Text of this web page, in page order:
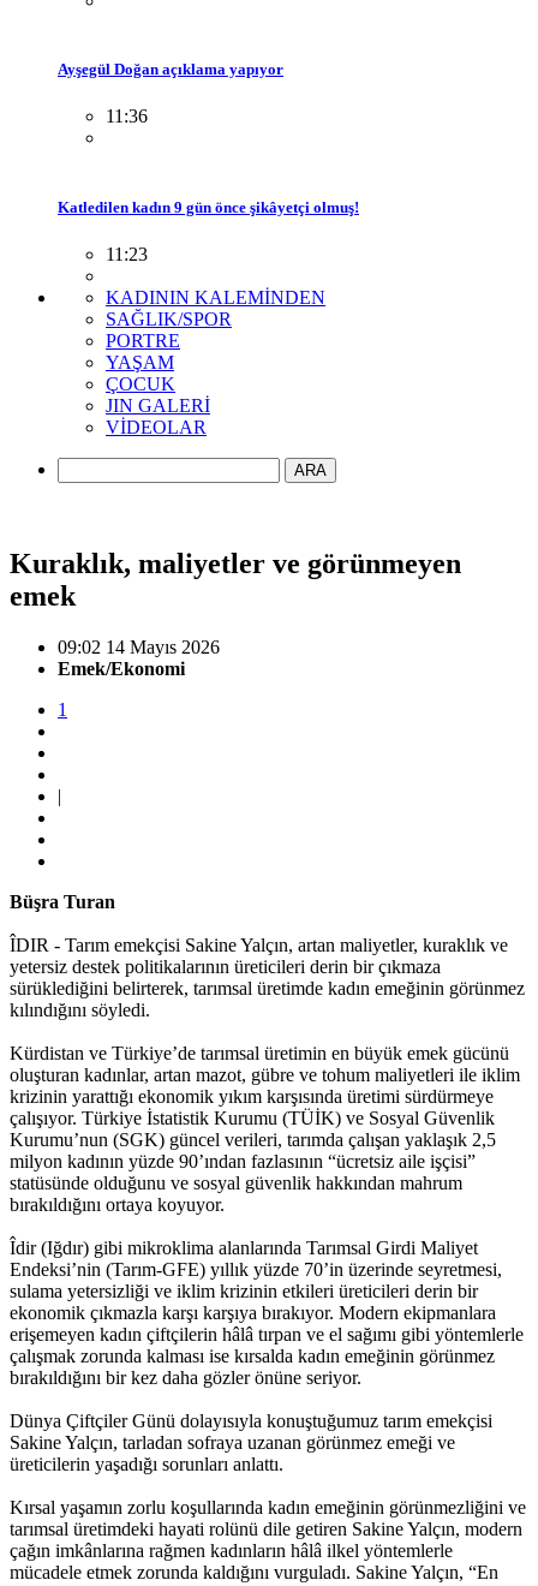
Ayşegül Doğan açıklama yapıyor
11:36
Katledilen kadın 9 gün önce şikâyetçi olmuş!
11:23
KADININ KALEMİNDEN
SAĞLIK/SPOR
PORTRE
YAŞAM
ÇOCUK
JIN GALERİ
VİDEOLAR
ARA
Kuraklık, maliyetler ve görünmeyen
emek
09:02 14 Mayıs 2026
Emek/Ekonomi
1
|
Büşra Turan
ÎDIR - Tarım emekçisi Sakine Yalçın, artan maliyetler, kuraklık ve
yetersiz destek politikalarının üreticileri derin bir çıkmaza
sürüklediğini belirterek, tarımsal üretimde kadın emeğinin görünmez
kılındığını söyledi.
Kürdistan ve Türkiye’de tarımsal üretimin en büyük emek gücünü
oluşturan kadınlar, artan mazot, gübre ve tohum maliyetleri ile iklim
krizinin yarattığı ekonomik yıkım karşısında üretimi sürdürmeye
çalışıyor. Türkiye İstatistik Kurumu (TÜİK) ve Sosyal Güvenlik
Kurumu’nun (SGK) güncel verileri, tarımda çalışan yaklaşık 2,5
milyon kadının yüzde 90’ından fazlasının “ücretsiz aile işçisi”
statüsünde olduğunu ve sosyal güvenlik hakkından mahrum
bırakıldığını ortaya koyuyor.
Îdir (Iğdır) gibi mikroklima alanlarında Tarımsal Girdi Maliyet
Endeksi’nin (Tarım-GFE) yıllık yüzde 70’in üzerinde seyretmesi,
sulama yetersizliği ve iklim krizinin etkileri üreticileri derin bir
ekonomik çıkmazla karşı karşıya bırakıyor. Modern ekipmanlara
erişemeyen kadın çiftçilerin hâlâ tırpan ve el sağımı gibi yöntemlerle
çalışmak zorunda kalması ise kırsalda kadın emeğinin görünmez
bırakıldığını bir kez daha gözler önüne seriyor.
Dünya Çiftçiler Günü dolayısıyla konuştuğumuz tarım emekçisi
Sakine Yalçın, tarladan sofraya uzanan görünmez emeği ve
üreticilerin yaşadığı sorunları anlattı.
Kırsal yaşamın zorlu koşullarında kadın emeğinin görünmezliğini ve
tarımsal üretimdeki hayati rolünü dile getiren Sakine Yalçın, modern
çağın imkânlarına rağmen kadınların hâlâ ilkel yöntemlerle
mücadele etmek zorunda kaldığını vurguladı. Sakine Yalçın, “En